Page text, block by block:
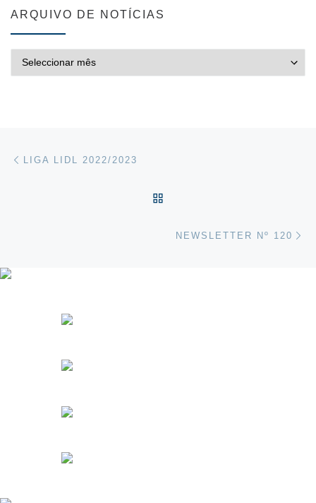
ARQUIVO DE NOTÍCIAS
Post navigation
LIGA LIDL 2022/2023
NEWSLETTER Nº 120